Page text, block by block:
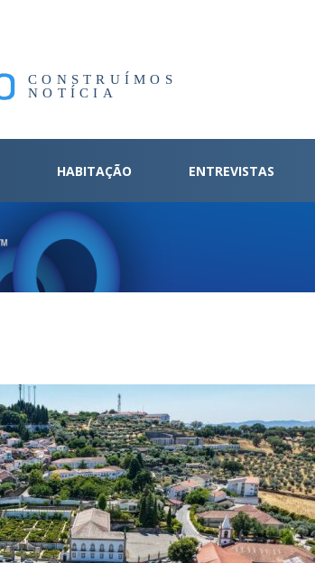
CONSTRUÍMOS
NOTÍCIA
HABITAÇÃO ENTREVISTAS